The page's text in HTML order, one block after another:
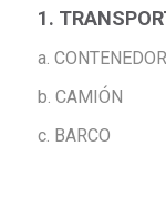
1.
a. CONTENEDOR
b. CAMIÓN
c. BARCO